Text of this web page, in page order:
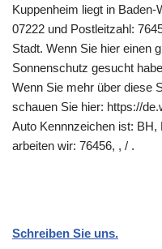
Kuppenheim liegt in Baden-
07222 und Postleitzahl:
Stadt. Wenn Sie hier einen
Sonnenschutz gesucht
Wenn Sie mehr über diese
schauen Sie hier: https://
Auto Kennnzeichen ist:
arbeiten wir: 76456, , / .
Schreiben Sie uns.